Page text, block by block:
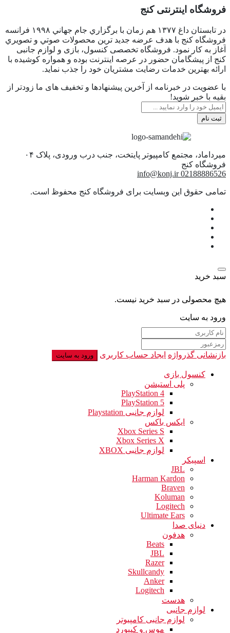
فروشگاه اینترنتی کنج
در تابستان داغ ١٣٧٧ هم زمان با برگزاري جام جهاني ١٩٩٨ فرانسه
فروشگاه كنج با هدف عرضه جديد ترين محصولات صوتي و تصويري
آغاز به كار نمود. فروشگاه تخصصی کنسول، بازی و لوازم جانبی
کنج از پیشگامان حضور در عرصه اینترنت بوده و همواره کوشیده با
ارائه بهترین خدمات رضایت مشتریان خود را جذب نماید.
با عضویت در خبرنامه از آخرین پیشنهادها و تخفیف های ما زودتر از
بقیه با خبر شوید!
ثبت نام
میرداماد، مجتمع کامپیوتر پایتخت، جنب درب ورودی، پلاک ۰۴
02188886526
info@konj.ir
تمامی حقوق این وبسایت برای فروشگاه کنج محفوظ است.
سبد خرید
هیچ محصولی در سبد خرید نیست.
ورود به سایت
بازنشانی گذرواژه ایجاد حساب کاربری ورود به سایت
کنسول بازی
پلی استیشن
PlayStation 4
PlayStation 5
لوازم جانبی Playstation
ایکس باکس
Xbox Series S
Xbox Series X
لوازم جانبی XBOX
اسپیکر
JBL
Harman Kardon
Braven
Koluman
Logitech
Ultimate Ears
دنیای صدا
هدفون
Beats
JBL
Razer
Skullcandy
Anker
Logitech
هدست
لوازم جانبی
لوازم جانبی کامپیوتر
موس و کیبورد